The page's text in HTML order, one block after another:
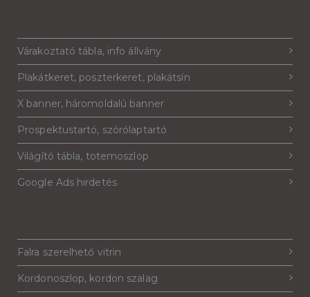
Várakoztató tábla, info állvány
Plakátkeret, poszterkeret, plakátsín
X banner, háromoldalú banner
Prospektustartó, szórólaptartó
Világító tábla, totemoszlop
Google Ads hirdetés
Falra szerelhető vitrin
Kordonoszlop, kordon szalag